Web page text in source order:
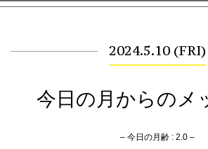
2024.5.10 (FRI)
今日の月からのメ
– 今日の月齢 : 2.0 –